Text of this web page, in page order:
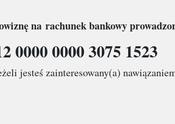
na rachunek bankowy
0000 0000 3075 1523
jesteś zainteresowany(a)